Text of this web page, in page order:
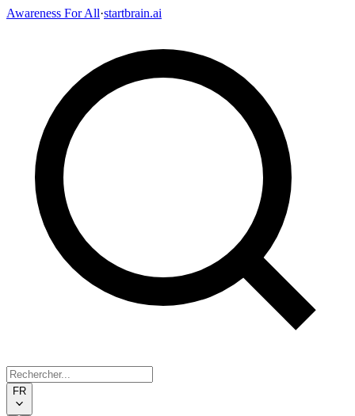
Awareness For All·startbrain.ai
FR